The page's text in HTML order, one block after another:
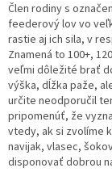
Člen rodiny s
feederový lov vo
rastie aj ich sila, v
Znamená to 100+,
veľmi dôležité brať
výška, dĺžka paže,
určite neodporučil
pripomenúť, že
vtedy, ak si zvolíme
navijak, vlasec,
disponovať dobrou